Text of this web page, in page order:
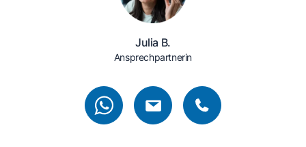
Julia B.
Ansprechpartnerin